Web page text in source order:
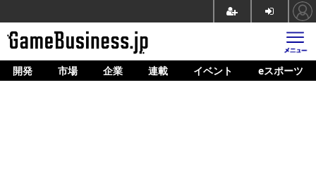
ホーム
開発 市場 企業 連載 イベント eスポーツ